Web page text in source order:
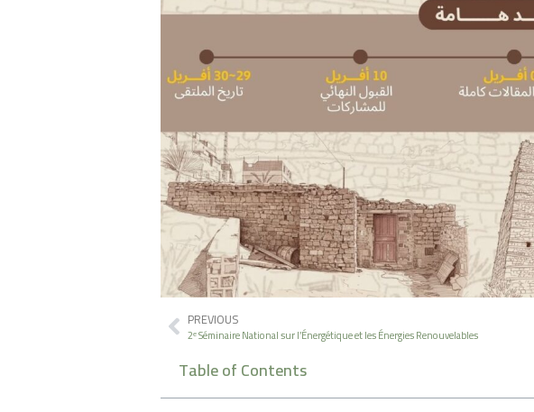
PREVIOUS
2ᵉ Séminaire National sur l’Énergétique et les Énergies Renouvelables
Table of Contents